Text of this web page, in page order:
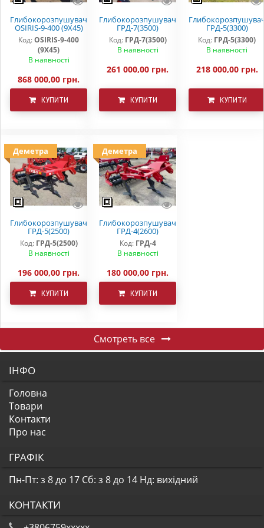
Глибокорозпушувач
OSIRIS-9-400 (9Х45)
Код:OSIRIS-9-400
(9Х45)
В наявності
868 000,00 грн.
КУПИТИ
Глибокорозпушувач
ГРД-7(3500)
Код: ГРД-7(3500)
В наявності
261 000,00 грн.
КУПИТИ
ГРД-5(3300)
Код: ГРД-5(3300)
В наявності
218 000,00 грн.
КУПИТИ
Деметра
Глибокорозпушувач
ГРД-5(2500)
Код: ГРД-5(2500)
В наявності
196 000,00 грн.
КУПИТИ
Деметра
Глибокорозпушувач
ГРД-4(2600)
Код: ГРД-4
В наявності
180 000,00 грн.
КУПИТИ
Смотреть все
ІНФО
Головна
Товари
Контакти
Про нас
ГРАФІК
Пн-Пт: з 8 до 17 Сб: з 8 до 14 Нд: вихідний
КОНТАКТИ